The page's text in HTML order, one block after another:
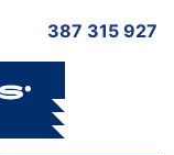
387 315 927